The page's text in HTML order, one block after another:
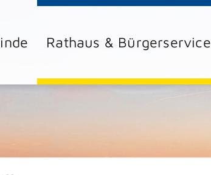
Rathaus & Bürgerservice